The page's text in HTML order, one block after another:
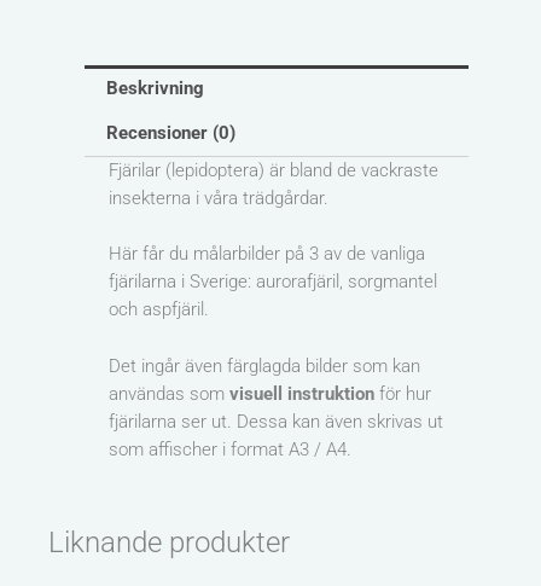
Beskrivning
Recensioner (0)
Fjärilar (lepidoptera) är bland de vackraste
insekterna i våra trädgårdar.
Här får du målarbilder på 3 av de vanliga
fjärilarna i Sverige: aurorafjäril, sorgmantel
och aspfjäril.
Det ingår även färglagda bilder som kan
användas som visuell instruktion för hur
fjärilarna ser ut. Dessa kan även skrivas ut
som affischer i format A3 / A4.
Liknande produkter